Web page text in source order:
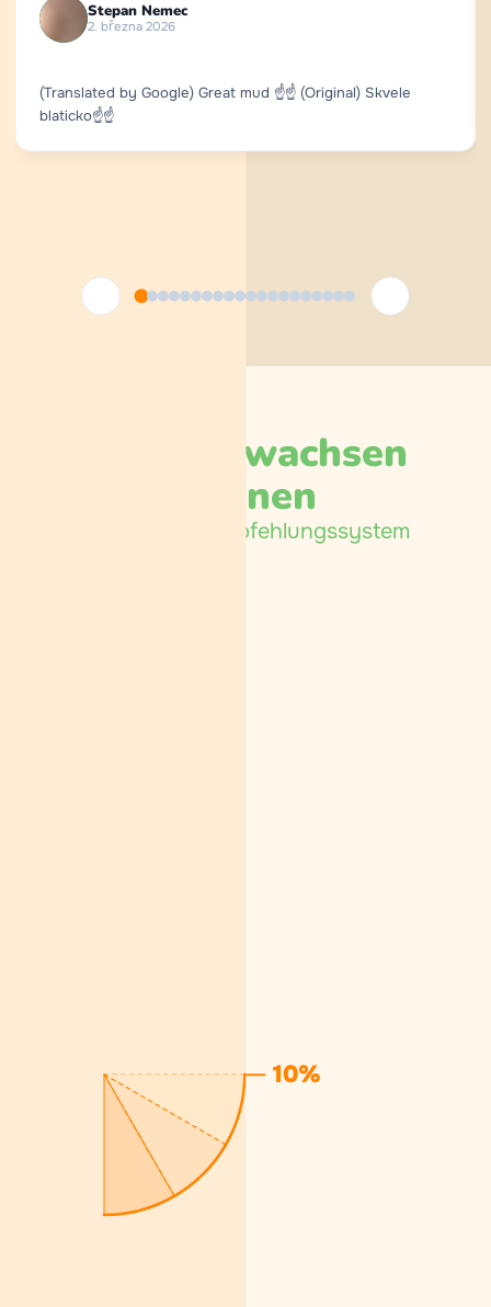
Stepan Nemec
2. března 2026
(Translated by Google) Great mud ☝️☝️ (Original) Skvele
blaticko☝️☝️
Wie Sie wachsen
können
Empfehlungssystem